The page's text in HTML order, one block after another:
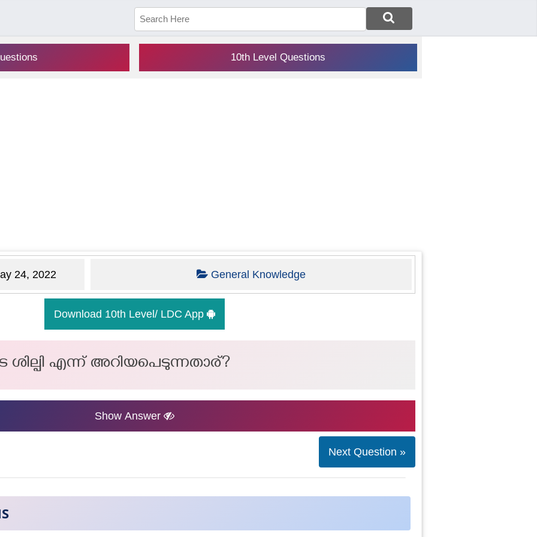
10th Level Questions
24, 2022 General Knowledge
Download 10th Level/ LDC App
ശില്പി എന്ന് അറിയപെടുന്നതാര്?
Show Answer
Next Question »